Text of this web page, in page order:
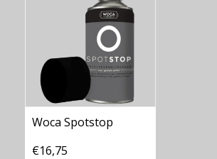
Woca Spotstop
€16,75